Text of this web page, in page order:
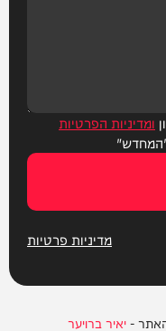
ומדיניות הפרטיות
"המחדש"
מדיניות פרטיות
-יאיר ברויער